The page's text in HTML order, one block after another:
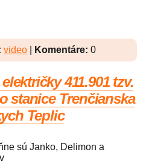
video Komentáre: 0
411.901 tzv.
stanice Trenčianska
Teplic
sú Janko, Delimon a